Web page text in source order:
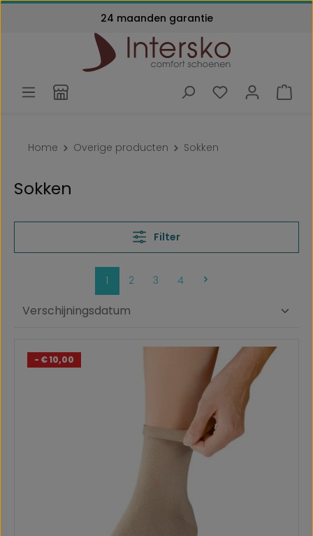
Ga naar de hoofdinhoud24 maanden garantie
Home Overige producten Sokken
Sokken
Filter
Pagina
1 Pagina
2 Pagina
3 Pagina
4
- € 10,00